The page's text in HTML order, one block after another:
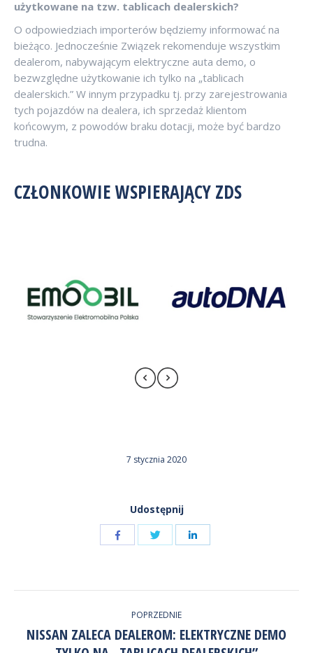
użytkowane na tzw. tablicach dealerskich?
O odpowiedziach importerów będziemy informować na
bieżąco. Jednocześnie Związek rekomenduje wszystkim
dealerom, nabywającym elektryczne auta demo, o
bezwzględne użytkowanie ich tylko na „tablicach
dealerskich.” W innym przypadku tj. przy zarejestrowania
tych pojazdów na dealera, ich sprzedaż klientom
końcowym, z powodów braku dotacji, może być bardzo
trudna.
CZŁONKOWIE WSPIERAJĄCY ZDS
7 stycznia 2020
Udostępnij
Udostępnij
przez
Twitter
Udostępnij
WPISÓW
POPRZEDNIE
Poprzedni
NISSAN ZALECA DEALEROM: ELEKTRYCZNE DEMO